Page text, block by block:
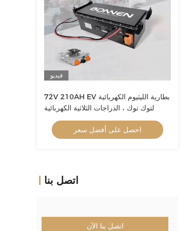
فيديو
72V 210AH EV بطارية الليثيوم الكهربائية
لتوك توك ، الدراجات الثلاثية الكهربائية
احصل على أفضل سعر
اتصل بنا
اتصل بنا الآن